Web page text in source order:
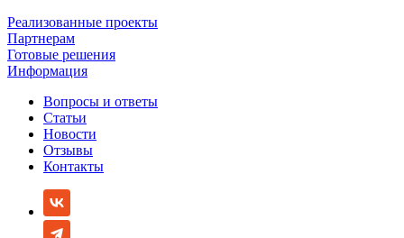
Реализованные проекты
Партнерам
Готовые решения
Информация
Вопросы и ответы
Статьи
Новости
Отзывы
Контакты